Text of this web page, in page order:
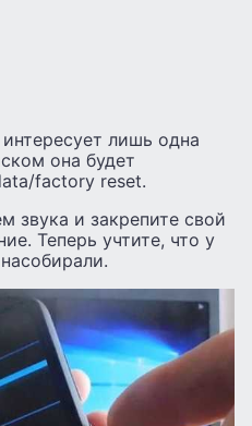
лишь одна
она будет
factory reset.
звука и закрепите свой
Теперь учтите, что у